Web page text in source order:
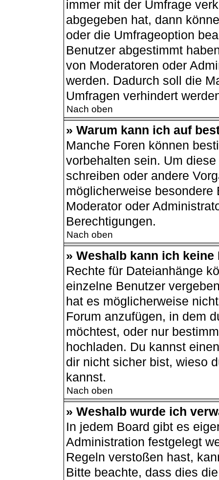
immer mit der Umfrage
abgegeben hat, dann
oder die Umfrageoption
Benutzer abgestimmt
von Moderatoren oder
werden. Dadurch soll die
Umfragen verhindert
Nach oben
» Warum kann ich auf
Manche Foren können
vorbehalten sein. Um
schreiben oder andere
möglicherweise besondere
Moderator oder
Berechtigungen.
Nach oben
» Weshalb kann ich
Rechte für Dateianhänge
einzelne Benutzer
hat es möglicherweise
Forum anzufügen, in dem
möchtest, oder nur
hochladen. Du kannst
dir nicht sicher bist, wieso
kannst.
Nach oben
» Weshalb wurde ich
In jedem Board gibt es
Administration festgelegt
Regeln verstoßen hast,
Bitte beachte, dass dies